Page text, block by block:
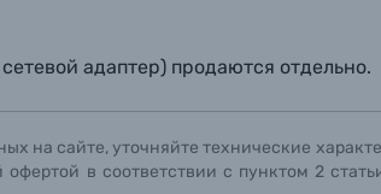
адаптер) продаются отдельно.
на сайте, уточняйте технические
в соответствии с пунктом 2